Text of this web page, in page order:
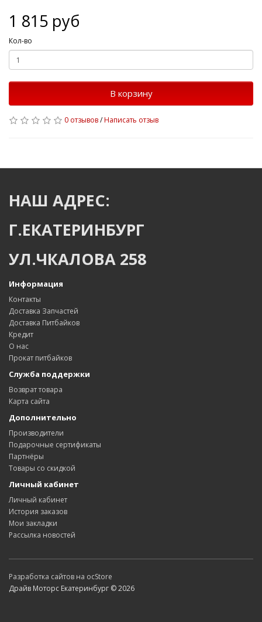
1 815 руб
Кол-во
В корзину
0 отзывов/Написать отзыв
НАШ АДРЕС:
Г.ЕКАТЕРИНБУРГ
УЛ.ЧКАЛОВА 258
Информация
Контакты
Доставка Запчастей
Доставка Питбайков
Кредит
О нас
Прокат питбайков
Служба поддержки
Возврат товара
Карта сайта
Дополнительно
Производители
Подарочные сертификаты
Партнёры
Товары со скидкой
Личный кабинет
Личный кабинет
История заказов
Мои закладки
Рассылка новостей
Разработка сайтов на ocStore
Драйв Моторс Екатеринбург © 2026